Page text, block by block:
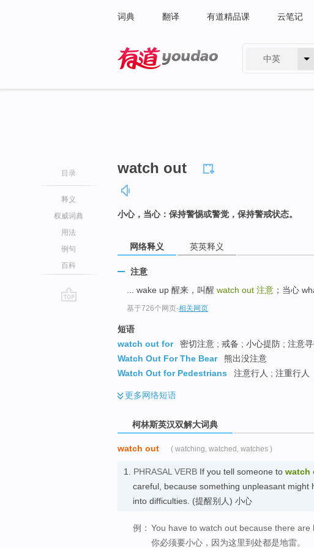
词典 翻译 有道精品课 云笔记
中英
目录
释义
权威词典
用法
例句
百科
watch out
小心，当心：保持警惕或警觉，保持警戒状态。
网络释义 英英释义
注意
... wake up 醒来，叫醒 watch out 注意 ；当心
基于726个网页-相关网页
短语
watch out for
密切注意 ; 戒备 ; 小心提防 ; 注意
Watch Out For The Bear
熊出没注意
Watch Out for Pedestrians
注意行人 ; 注重行人
更多网络短语
柯林斯英汉双解大词典
watch out ( watching, watched, watches )
1. PHRASAL VERB If you tell someone to watch
careful, because something unpleasant
into difficulties. (提醒别人) 小心
例： You have to watch out because there
你必须要小心，因为这里到处都是地雷。